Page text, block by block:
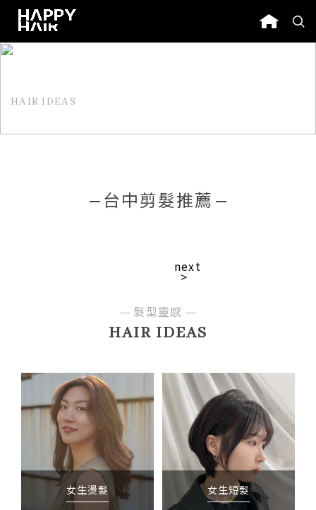
HAIR IDEAS
台中剪髮推薦
next
>
HAIR IDEAS
髮型靈感
女生燙髮 女生短髮